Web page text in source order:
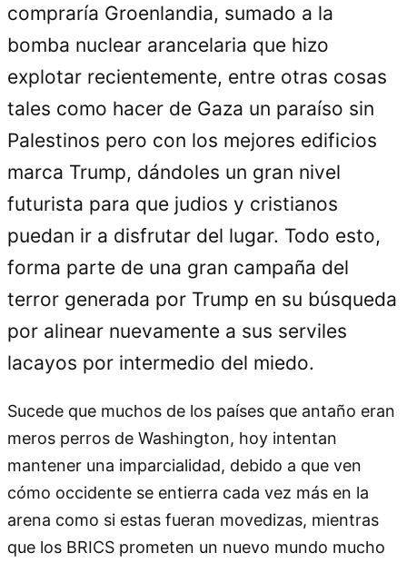
compraría Groenlandia, sumado a la
bomba nuclear arancelaria que hizo
explotar recientemente, entre otras cosas
tales como hacer de Gaza un paraíso sin
Palestinos pero con los mejores edificios
marca Trump, dándoles un gran nivel
futurista para que judios y cristianos
puedan ir a disfrutar del lugar. Todo esto,
forma parte de una gran campaña del
terror generada por Trump en su búsqueda
por alinear nuevamente a sus serviles
lacayos por intermedio del miedo.
Sucede que muchos de los países que antaño eran
meros perros de Washington, hoy intentan
mantener una imparcialidad, debido a que ven
cómo occidente se entierra cada vez más en la
arena como si estas fueran movedizas, mientras
que los BRICS prometen un nuevo mundo mucho